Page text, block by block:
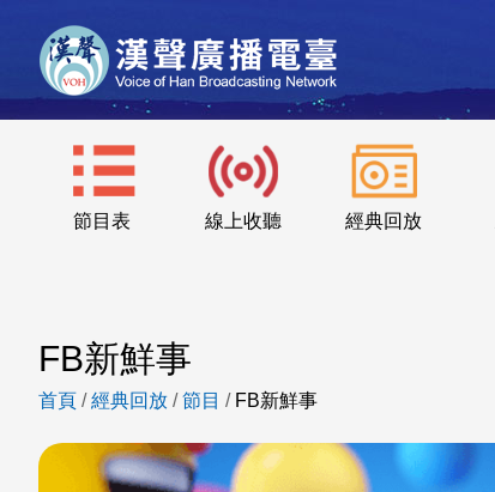
節目表 線上收聽 經典回放
FB新鮮事
首頁 /經典回放 /節目 / FB新鮮事